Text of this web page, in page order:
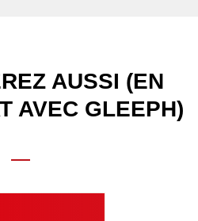
AUSSI (EN
AVEC GLEEPH)